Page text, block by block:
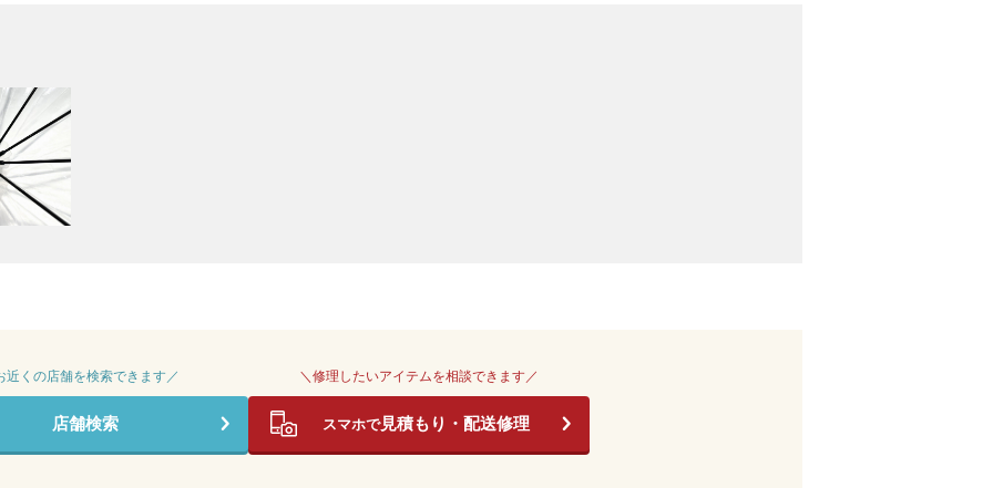
＼修理したいアイテムを相談できます／
スマホで見積もり・配送修理
近くの店舗を検索できます／
店舗検索